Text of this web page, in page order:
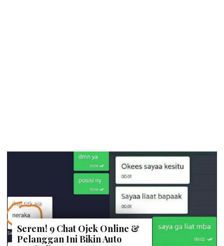
Serem! 9 Chat Ojek Online &
Pelanggan Ini Bikin Auto